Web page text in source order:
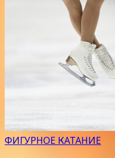
ФИГУРНОЕ КАТАНИЕ